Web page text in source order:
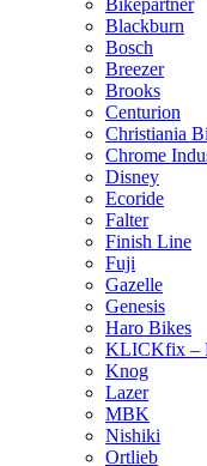
Bikepartner
Blackburn
Bosch
Breezer
Brooks
Centurion
Christiania
Chrome
Disney
Ecoride
Falter
Finish Line
Fuji
Gazelle
Genesis
Haro Bikes
KLICKfix –
Knog
Lazer
MBK
Nishiki
Ortlieb